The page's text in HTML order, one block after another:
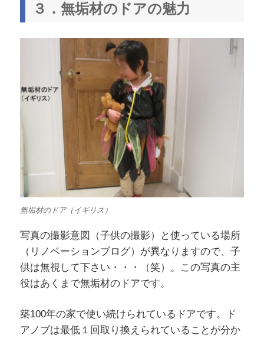
３．無垢材のドアの魅力
無垢材のドア（イギリス）
写真の撮影意図（子供の撮影）と使っている場所
（リノベーションブログ）が異なりますので、子
供は無視して下さい・・・（笑）。この写真の主
役はあくまで無垢材のドアです。
築100年の家で使い続けられているドアです。ド
アノブは最低１回取り換えられていることが分か